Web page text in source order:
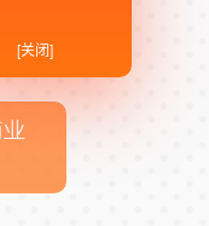
[关闭]